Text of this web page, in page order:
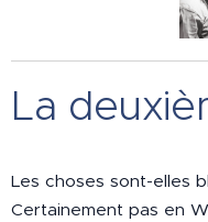
La
Les choses sont-elles
Certainement pas en